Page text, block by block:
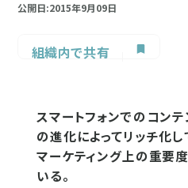
公開日:2015年9月09日
組織内で共有
スマートフォンでのコン
の進化によってリッチ化し
マーケティング上の重要
いる。